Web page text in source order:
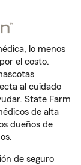
lo menos
el costo.
al cuidado
State Farm
de alta
dueños de
de seguro